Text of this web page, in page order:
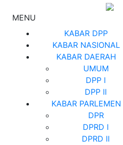
MENU
KABAR DPP
KABAR NASIONAL
KABAR DAERAH
UMUM
DPP l
DPP ll
KABAR PARLEMEN
DPR
DPRD l
DPRD ll